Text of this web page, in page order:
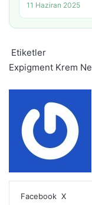
11 Haziran 2025
Etiketler
Expigment Krem
Facebook X